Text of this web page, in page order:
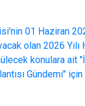
01 Haziran
olan 2026 Yılı
konulara ait
Gündemi" için